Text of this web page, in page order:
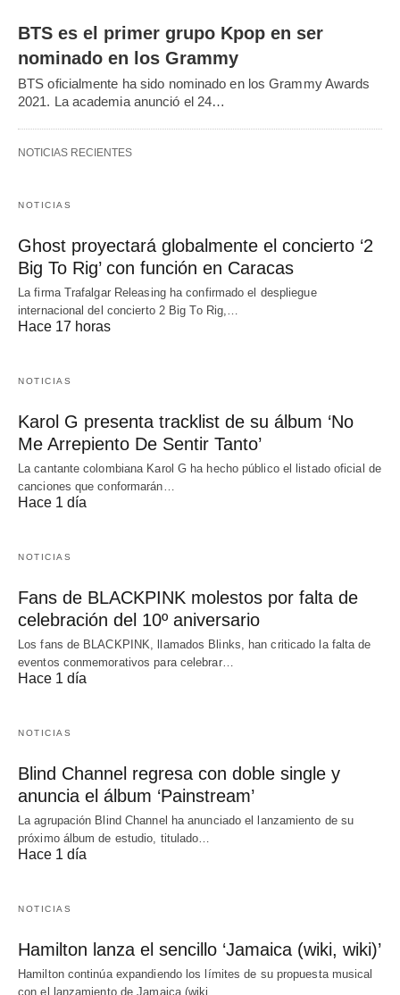
BTS es el primer grupo Kpop en ser
nominado en los Grammy
BTS oficialmente ha sido nominado en los Grammy Awards
2021. La academia anunció el 24…
NOTICIAS RECIENTES
NOTICIAS
Ghost proyectará globalmente el concierto ‘2
Big To Rig’ con función en Caracas
La firma Trafalgar Releasing ha confirmado el despliegue
internacional del concierto 2 Big To Rig,…
Hace 17 horas
NOTICIAS
Karol G presenta tracklist de su álbum ‘No
Me Arrepiento De Sentir Tanto’
La cantante colombiana Karol G ha hecho público el listado oficial de
canciones que conformarán…
Hace 1 día
NOTICIAS
Fans de BLACKPINK molestos por falta de
celebración del 10º aniversario
Los fans de BLACKPINK, llamados Blinks, han criticado la falta de
eventos conmemorativos para celebrar…
Hace 1 día
NOTICIAS
Blind Channel regresa con doble single y
anuncia el álbum ‘Painstream’
La agrupación Blind Channel ha anunciado el lanzamiento de su
próximo álbum de estudio, titulado…
Hace 1 día
NOTICIAS
Hamilton lanza el sencillo ‘Jamaica (wiki, wiki)’
Hamilton continúa expandiendo los límites de su propuesta musical
con el lanzamiento de Jamaica (wiki,…